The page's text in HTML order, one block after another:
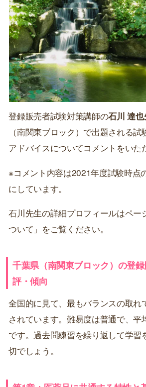
登録販売者試験対策講師の石川 達
（南関東ブロック）で出題される
アドバイスについてコメントをいた
※コメント内容は2021年度試験時点
にしています。
石川先生の詳細プロフィールはペー
ついて」をご覧ください。
千葉県（南関東ブロック）の登
評・傾向
全国的に見て、最もバランスの取れ
されています。難易度は普通で、平
です。過去問練習を繰り返して学習
切でしょう。